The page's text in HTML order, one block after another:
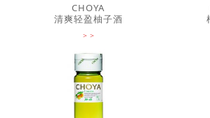
CHOYA
清爽轻盈柚子酒